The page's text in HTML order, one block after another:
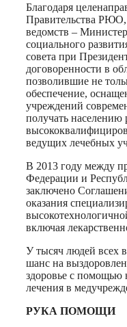
Благодаря
Правительства
ведомств –
социального
совета при
договоренности в
позволившие не
обеспечение,
учреждений
получать населению
ведущих лечебных
В 2013 году между
Федерации и
заключено
оказания
включая
У тысяч людей всех
шанс на
здоровье с
лечения в
РУКА ПОМОЩИ